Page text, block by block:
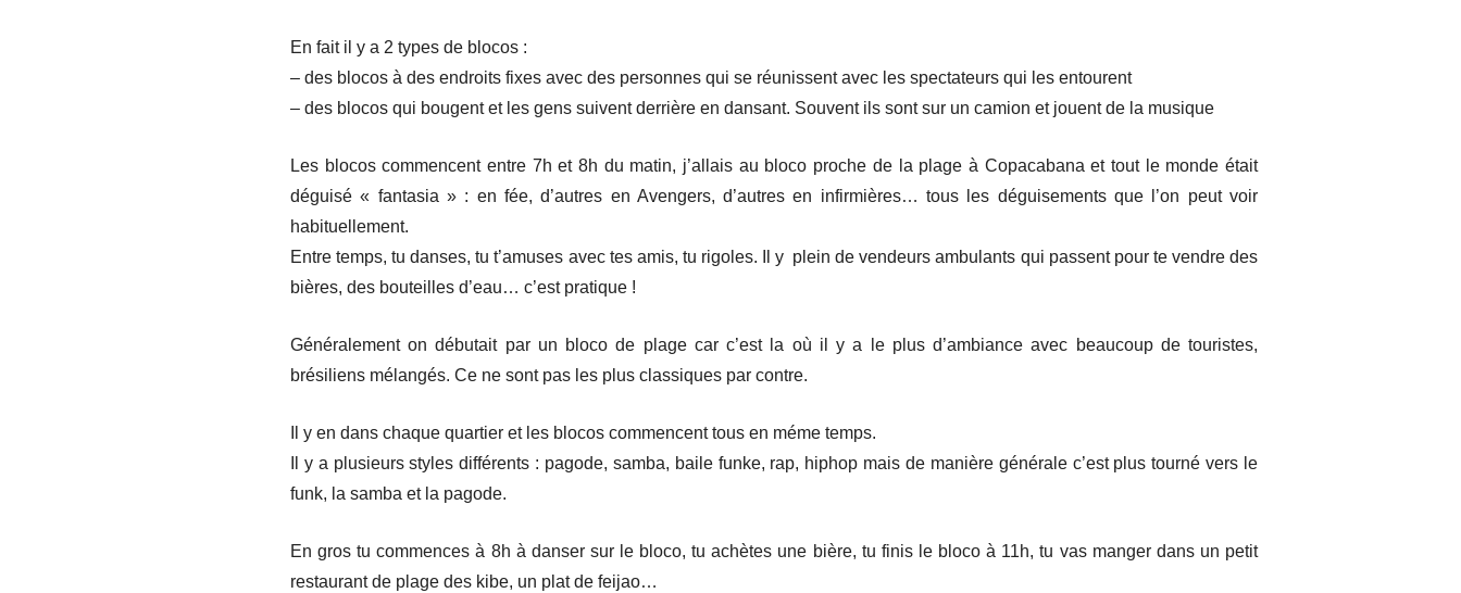
En fait il y a 2 types de blocos :
– des blocos à des endroits fixes avec des personnes qui se réunissent avec les spectateurs qui les entourent
– des blocos qui bougent et les gens suivent derrière en dansant. Souvent ils sont sur un camion et jouent de la musique
Les blocos commencent entre 7h et 8h du matin, j’allais au bloco proche de la plage à Copacabana et tout le monde était
déguisé « fantasia » : en fée, d’autres en Avengers, d’autres en infirmières… tous les déguisements que l’on peut voir
habituellement.
Entre temps, tu danses, tu t’amuses avec tes amis, tu rigoles. Il y plein de vendeurs ambulants qui passent pour te vendre des
bières, des bouteilles d’eau… c’est pratique !
Généralement on débutait par un bloco de plage car c’est la où il y a le plus d’ambiance avec beaucoup de touristes,
brésiliens mélangés. Ce ne sont pas les plus classiques par contre.
Il y en dans chaque quartier et les blocos commencent tous en méme temps.
Il y a plusieurs styles différents : pagode, samba, baile funke, rap, hiphop mais de manière générale c’est plus tourné vers le
funk, la samba et la pagode.
En gros tu commences à 8h à danser sur le bloco, tu achètes une bière, tu finis le bloco à 11h, tu vas manger dans un petit
restaurant de plage des kibe, un plat de feijao…